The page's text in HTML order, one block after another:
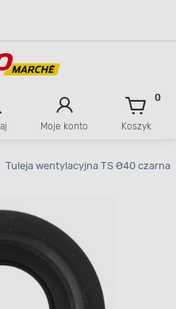
Moje konto Koszyk
0
Tuleja wentylacyjna TS Ø40 czarna